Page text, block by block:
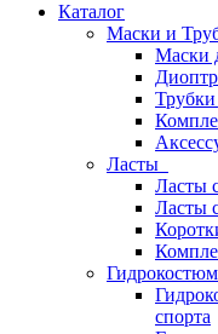
Каталог
Маски и
Маски
Трубки
Ласты
Ласты
Ласты
спорта